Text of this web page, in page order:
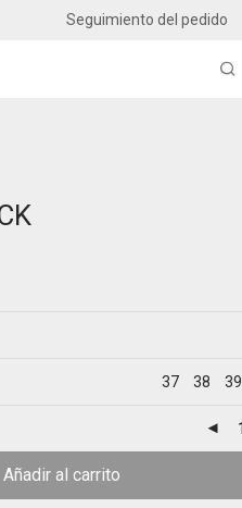
Seguimiento del pedido
37 38 39
Añadir al carrito